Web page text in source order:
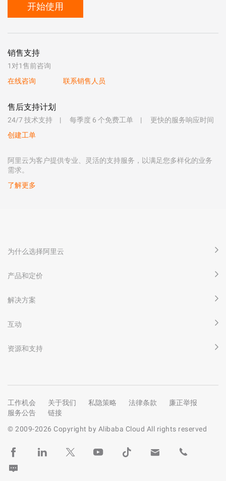
开始使用
销售支持
1对1售前咨询
在线咨询
联系销售人员
售后支持计划
24/7 技术支持 每季度 6 个免费工单
更快的服务响应时间
创建工单
阿里云为客户提供专业、灵活的支持服务，以满足您多样化的业务
需求。
了解更多
为什么选择阿里云
产品和定价
解决方案
互动
资源和支持
工作机会 关于我们 私隐策略 法律条款
廉正举报
服务公告
链接
© 2009-2026 Copyright by Alibaba Cloud All rights reserved